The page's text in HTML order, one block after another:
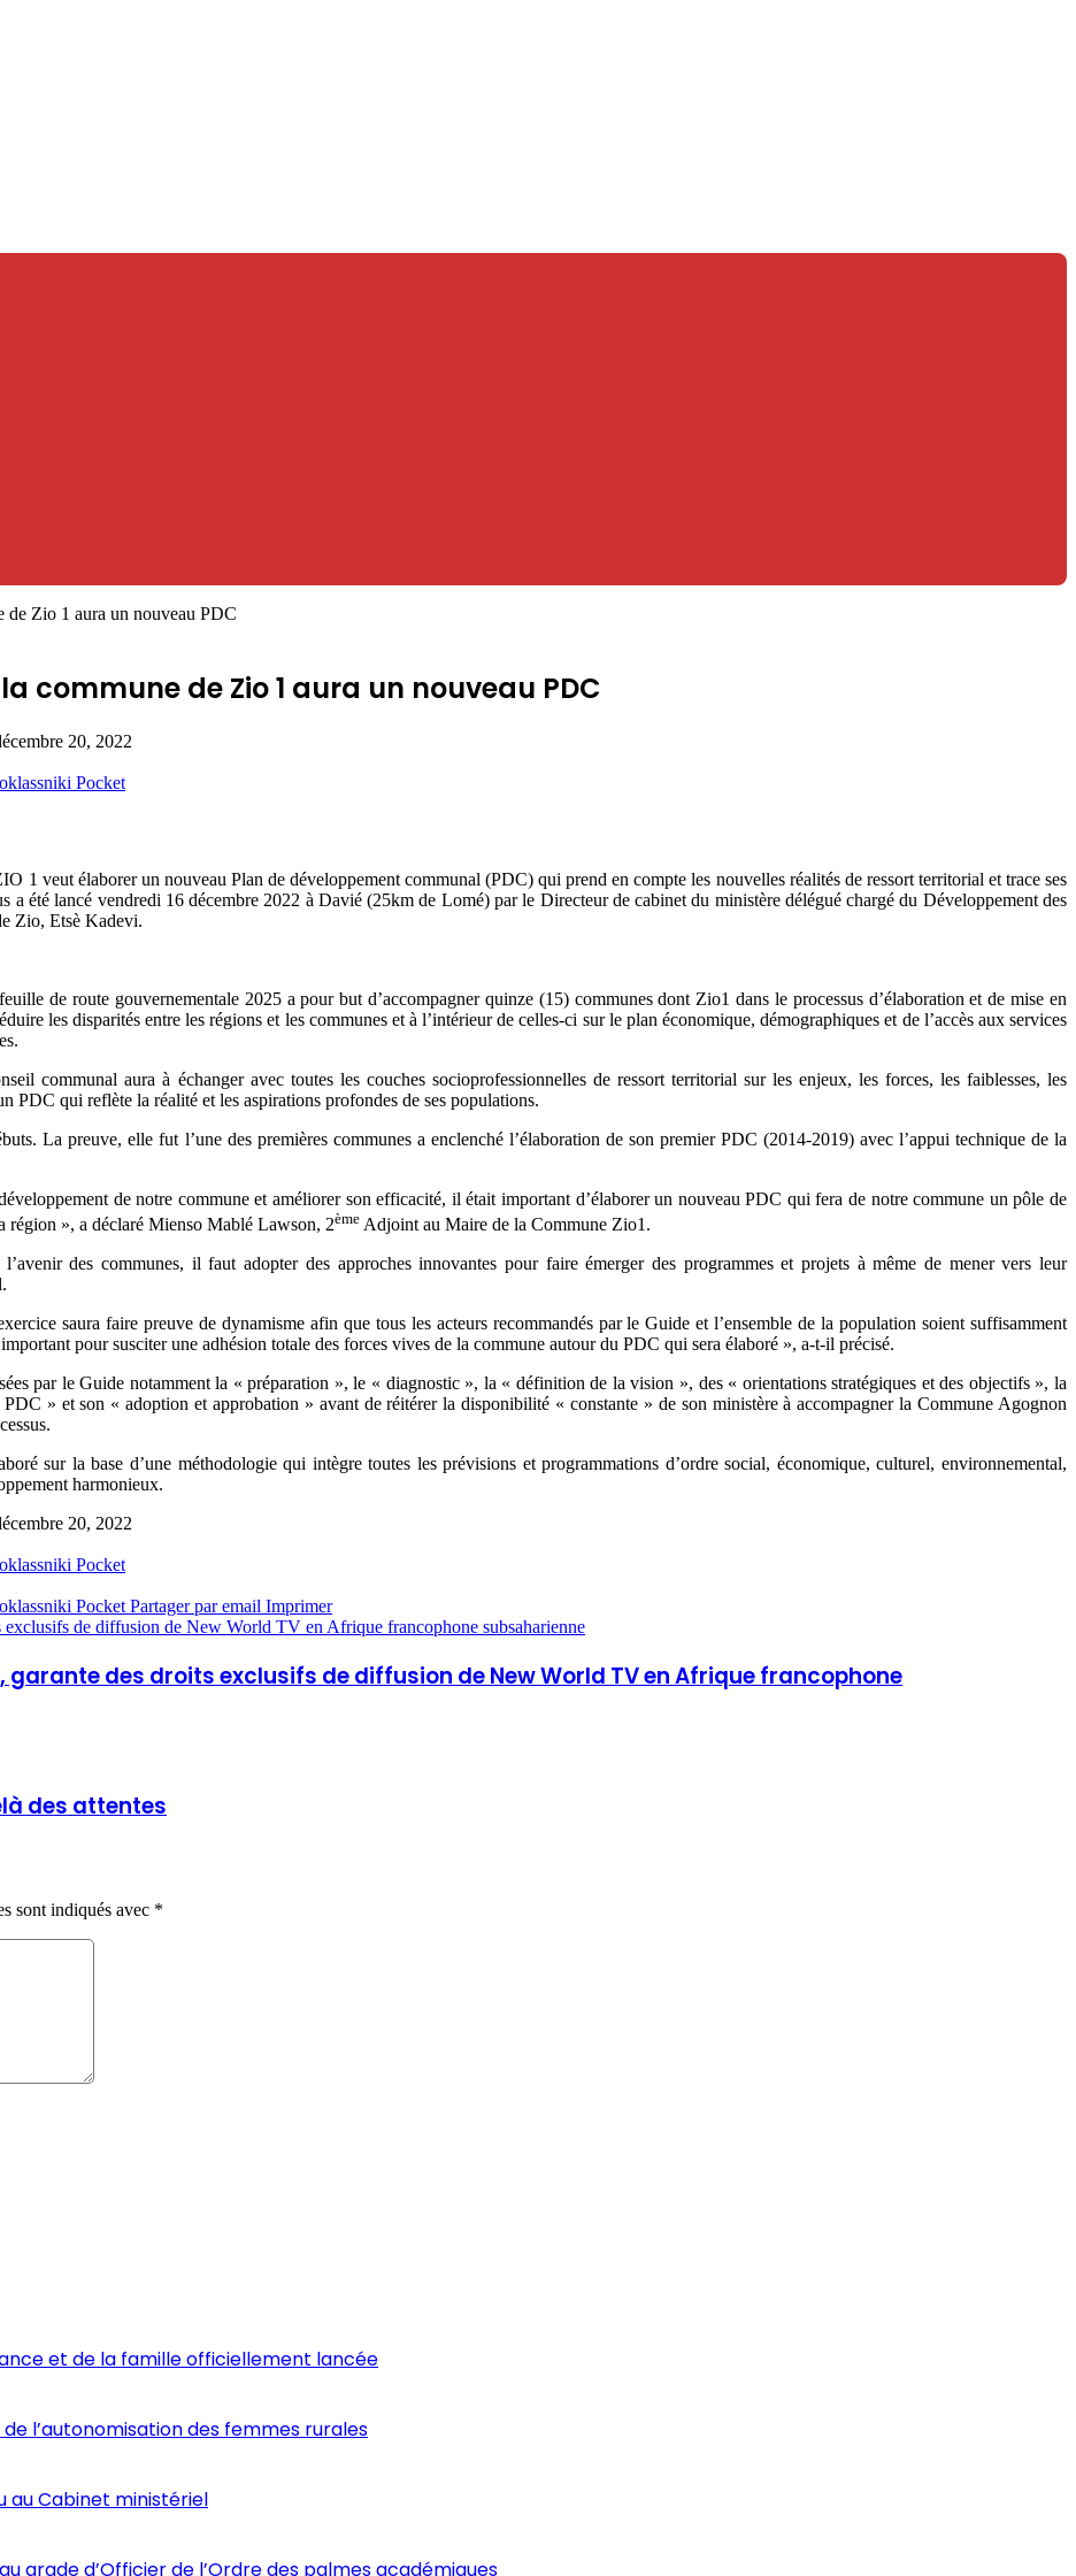
de Zio 1 aura un nouveau PDC
commune de Zio 1 aura un nouveau PDC
20, 2022
Pocket
1 veut élaborer un nouveau Plan de développement communal (PDC) qui prend en compte les nouvelles réalités de ressort territorial et trace ses
a été lancé vendredi 16 décembre 2022 à Davié (25km de Lomé) par le Directeur de cabinet du ministère délégué chargé du Développement des
Zio, Etsè Kadevi.
de route gouvernementale 2025 a pour but d’accompagner quinze (15) communes dont Zio1 dans le processus d’élaboration et de mise en
les disparités entre les régions et les communes et à l’intérieur de celles-ci sur le plan économique, démographiques et de l’accès aux services
communal aura à échanger avec toutes les couches socioprofessionnelles de ressort territorial sur les enjeux, les forces, les faiblesses, les
PDC qui reflète la réalité et les aspirations profondes de ses populations.
La preuve, elle fut l’une des premières communes a enclenché l’élaboration de son premier PDC (2014-2019) avec l’appui technique de la
de notre commune et améliorer son efficacité, il était important d’élaborer un nouveau PDC qui fera de notre commune un pôle de
région », a déclaré Mienso Mablé Lawson, 2ème Adjoint au Maire de la Commune Zio1.
des communes, il faut adopter des approches innovantes pour faire émerger des programmes et projets à même de mener vers leur
saura faire preuve de dynamisme afin que tous les acteurs recommandés par le Guide et l’ensemble de la population soient suffisamment
pour susciter une adhésion totale des forces vives de la commune autour du PDC qui sera élaboré », a-t-il précisé.
par le Guide notamment la « préparation », le « diagnostic », la « définition de la vision », des « orientations stratégiques et des objectifs », la
» et son « adoption et approbation » avant de réitérer la disponibilité « constante » de son ministère à accompagner la Commune Agognon
sur la base d’une méthodologie qui intègre toutes les prévisions et programmations d’ordre social, économique, culturel, environnemental,
harmonieux.
20, 2022
Pocket
Pocket Partager par email Imprimer
de diffusion de New World TV en Afrique francophone subsaharienne
garante des droits exclusifs de diffusion de New World TV en Afrique francophone
des attentes
sont indiqués avec *
et de la famille officiellement lancée
l’autonomisation des femmes rurales
au Cabinet ministériel
grade d’Officier de l’Ordre des palmes académiques